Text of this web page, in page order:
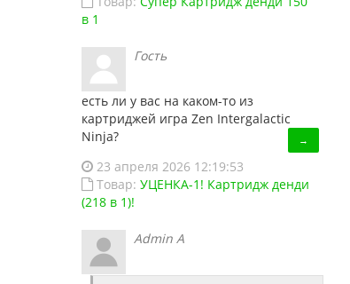
в 1
Гость
есть ли у вас на каком-то из
картриджей игра Zen Intergalactic
Ninja?
→
23 апреля 2026 12:19:53
Товар: УЦЕНКА-1! Картридж денди
(218 в 1)!
Admin A
Супер Картридж денди 150 в 1
450.00 грн.
Код товара:1486
13 отзывов